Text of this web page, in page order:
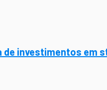
de investimentos em